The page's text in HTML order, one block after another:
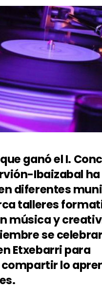
ganó el I.
Ibaizabal ha
diferentes
talleres
música y
se
Etxebarri para
lo